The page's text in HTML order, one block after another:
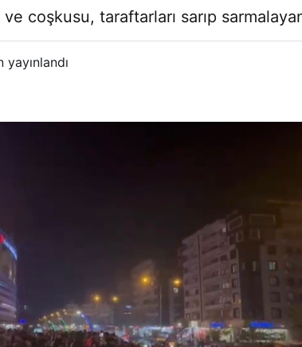
coşkusu, taraftarları sarıp
yayınlandı